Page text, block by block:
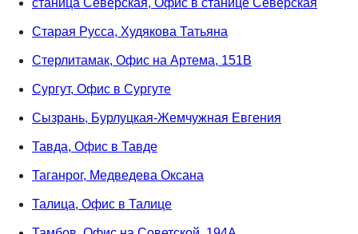
станица Северская, Офис в станице Северская
Старая Русса, Худякова Татьяна
Стерлитамак, Офис на Артема, 151В
Сургут, Офис в Сургуте
Сызрань, Бурлуцкая-Жемчужная Евгения
Тавда, Офис в Тавде
Таганрог, Медведева Оксана
Талица, Офис в Талице